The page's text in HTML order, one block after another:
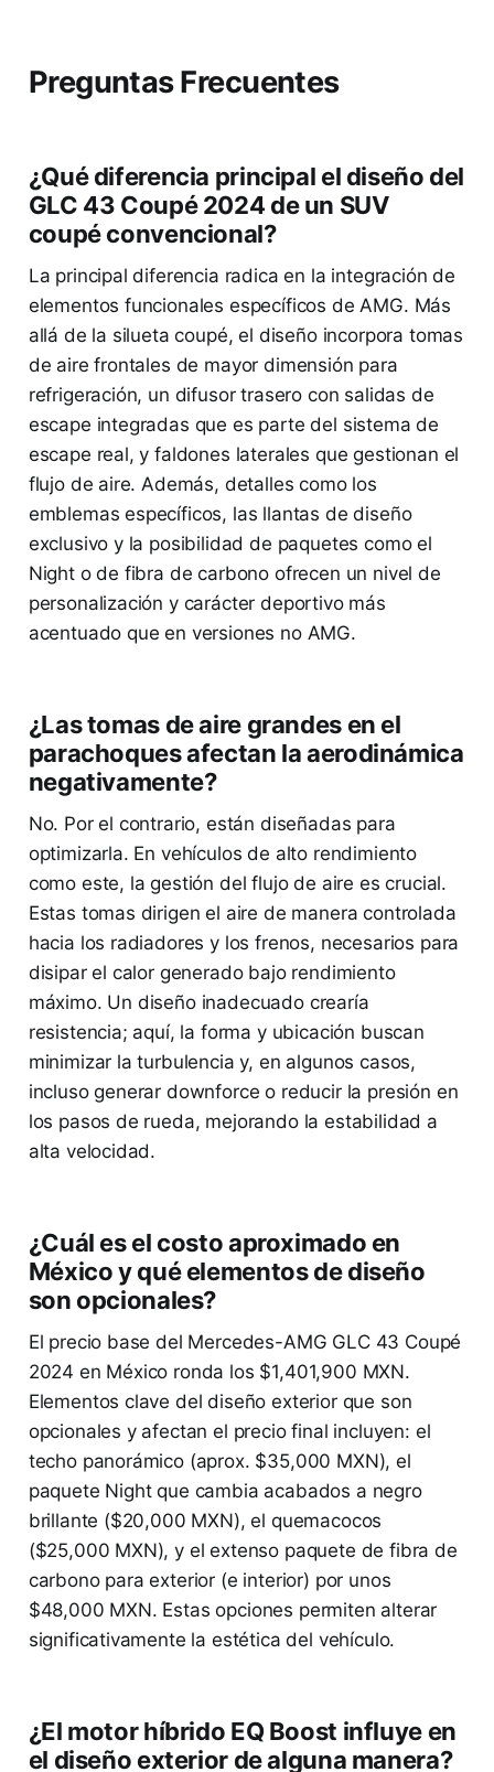
Preguntas Frecuentes
¿Qué diferencia principal el diseño del
GLC 43 Coupé 2024 de un SUV
coupé convencional?
La principal diferencia radica en la integración de
elementos funcionales específicos de AMG. Más
allá de la silueta coupé, el diseño incorpora tomas
de aire frontales de mayor dimensión para
refrigeración, un difusor trasero con salidas de
escape integradas que es parte del sistema de
escape real, y faldones laterales que gestionan el
flujo de aire. Además, detalles como los
emblemas específicos, las llantas de diseño
exclusivo y la posibilidad de paquetes como el
Night o de fibra de carbono ofrecen un nivel de
personalización y carácter deportivo más
acentuado que en versiones no AMG.
¿Las tomas de aire grandes en el
parachoques afectan la aerodinámica
negativamente?
No. Por el contrario, están diseñadas para
optimizarla. En vehículos de alto rendimiento
como este, la gestión del flujo de aire es crucial.
Estas tomas dirigen el aire de manera controlada
hacia los radiadores y los frenos, necesarios para
disipar el calor generado bajo rendimiento
máximo. Un diseño inadecuado crearía
resistencia; aquí, la forma y ubicación buscan
minimizar la turbulencia y, en algunos casos,
incluso generar downforce o reducir la presión en
los pasos de rueda, mejorando la estabilidad a
alta velocidad.
¿Cuál es el costo aproximado en
México y qué elementos de diseño
son opcionales?
El precio base del Mercedes-AMG GLC 43 Coupé
2024 en México ronda los $1,401,900 MXN.
Elementos clave del diseño exterior que son
opcionales y afectan el precio final incluyen: el
techo panorámico (aprox. $35,000 MXN), el
paquete Night que cambia acabados a negro
brillante ($20,000 MXN), el quemacocos
($25,000 MXN), y el extenso paquete de fibra de
carbono para exterior (e interior) por unos
$48,000 MXN. Estas opciones permiten alterar
significativamente la estética del vehículo.
¿El motor híbrido EQ Boost influye en
el diseño exterior de alguna manera?